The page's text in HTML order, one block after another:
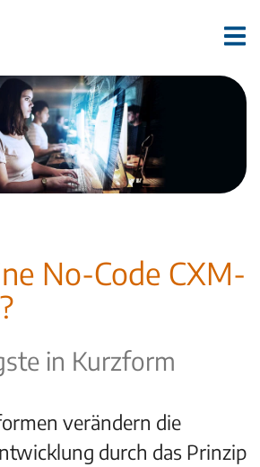
No-Code CXM-
in Kurzform
verändern die
durch das Prinzip